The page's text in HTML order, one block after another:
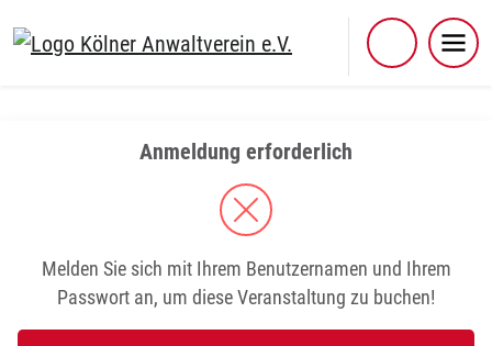
Anmeldung erforderlich
Melden Sie sich mit Ihrem Benutzernamen und Ihrem
Passwort an, um diese Veranstaltung zu buchen!